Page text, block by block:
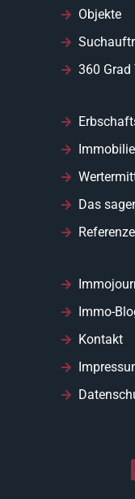
Objekte
360 Grad
Das
Immo-
Kontakt